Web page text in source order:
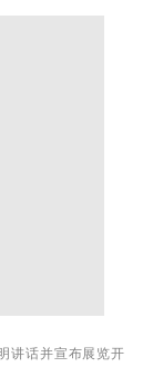
讲话并宣布展览开